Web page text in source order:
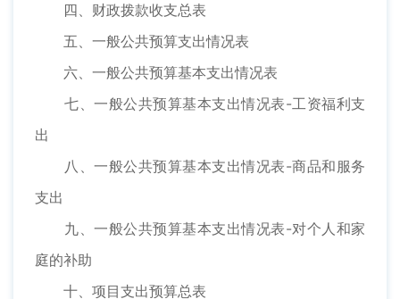
四、财政拨款收支总表
五、一般公共预算支出情况表
六、一般公共预算基本支出情况表
七、一般公共预算基本支出情况表-工资福利支
出
八、一般公共预算基本支出情况表-商品和服务
支出
九、一般公共预算基本支出情况表-对个人和家
庭的补助
十、项目支出预算总表